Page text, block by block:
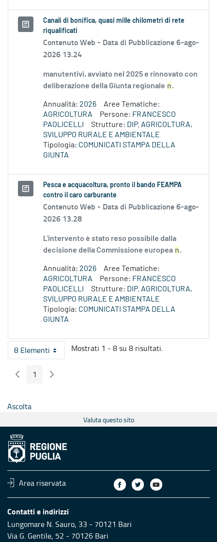
Canali di bonifica, quasi mille chilometri di rete
riqualificati
Contenuto Web - Data di Pubblicazione 6-ago-
2026 13.24
manutentivi, avviato nel 2025 e rinnovato con
deliberazione della Giunta regionale n.
Annualità: 2026
Aree Tematiche:
AGRICOLTURA
Persone: FRANCESCO
PAOLICELLI
Strutture: DIP. AGRICOLTURA,
SVILUPPO RURALE E AMBIENTALE
Tipologia: COMUNICATI STAMPA DELLA
GIUNTA
Pesca e acquacoltura, pronto il bando FEAMPA
contro il caro carburante
Contenuto Web - Data di Pubblicazione 6-ago-
2026 13.28
L'intervento è stato reso possibile dalla
decisione della Commissione europea n.
Annualità: 2026
Aree Tematiche:
AGRICOLTURA
Persone: FRANCESCO
PAOLICELLI
Strutture: DIP. AGRICOLTURA,
SVILUPPO RURALE E AMBIENTALE
Tipologia: COMUNICATI STAMPA DELLA
GIUNTA
8 ElementiPer pagina
Mostrati 1 - 8 su 8 risultati.
Pagina Precedente
Pagina
1 Pagina Seguente
Ascolta
Valuta questo sito
Area riservata
Contatti e indirizzi
Lungomare N. Sauro, 33 - 70121 Bari
Via G. Gentile, 52 - 70126 Bari